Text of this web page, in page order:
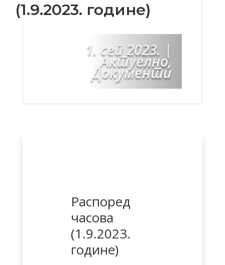
(1.9.2023. године)
1. сеп 2023. |
Актуелно,
Документи
Распоред
часова
(1.9.2023.
године)